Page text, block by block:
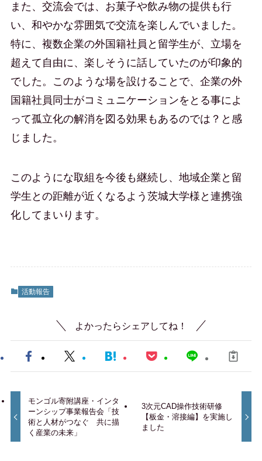
また、交流会では、お菓子や飲み物の提供も行
い、和やかな雰囲気で交流を楽しんでいました。
特に、複数企業の外国籍社員と留学生が、立場を
超えて自由に、楽しそうに話していたのが印象的
でした。このような場を設けることで、企業の外
国籍社員同士がコミュニケーションをとる事によ
って孤立化の解消を図る効果もあるのでは？と感
じました。
このようにな取組を今後も継続し、地域企業と留
学生との距離が近くなるよう茨城大学様と連携強
化してまいります。
活動報告
よかったらシェアしてね！
モンゴル寄附講座・インタ
ーンシップ事業報告会「技
術と人材がつなぐ 共に描
く産業の未来」
3次元CAD操作技術研修
【板金・溶接編】を実施し
ました